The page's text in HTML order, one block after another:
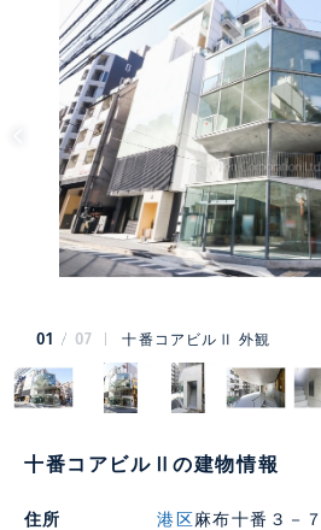
01 07 十番コアビルⅡ 外観
十番コアビルⅡの建物情報
住所 港区麻布十番３－